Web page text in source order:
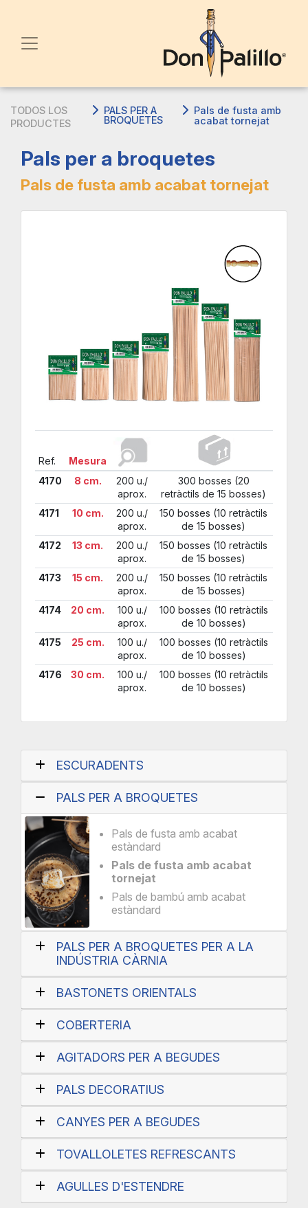
TODOS LOS
PRODUCTES
PALS PER A
BROQUETES
Pals de fusta amb
acabat tornejat
ESCURADENTS
PALS PER A BROQUETES
Pals de fusta amb acabat
estàndard
Pals de fusta amb acabat
tornejat
Pals de bambú amb acabat
estàndard
PALS PER A BROQUETES PER A LA
INDÚSTRIA CÀRNIA
BASTONETS ORIENTALS
COBERTERIA
AGITADORS PER A BEGUDES
PALS DECORATIUS
CANYES PER A BEGUDES
TOVALLOLETES REFRESCANTS
AGULLES D'ESTENDRE
Pals per a broquetes
Pals de fusta amb acabat tornejat
Ref.
Mesura
4170
8 cm.
200 u./
aprox.
300 bosses (20
retràctils de 15 bosses)
4171
10 cm.
200 u./
aprox.
150 bosses (10 retràctils
de 15 bosses)
4172
13 cm.
200 u./
aprox.
150 bosses (10 retràctils
de 15 bosses)
4173
15 cm.
200 u./
aprox.
150 bosses (10 retràctils
de 15 bosses)
4174
20 cm.
100 u./
aprox.
100 bosses (10 retràctils
de 10 bosses)
4175
25 cm.
100 u./
aprox.
100 bosses (10 retràctils
de 10 bosses)
4176
30 cm.
100 u./
aprox.
100 bosses (10 retràctils
de 10 bosses)